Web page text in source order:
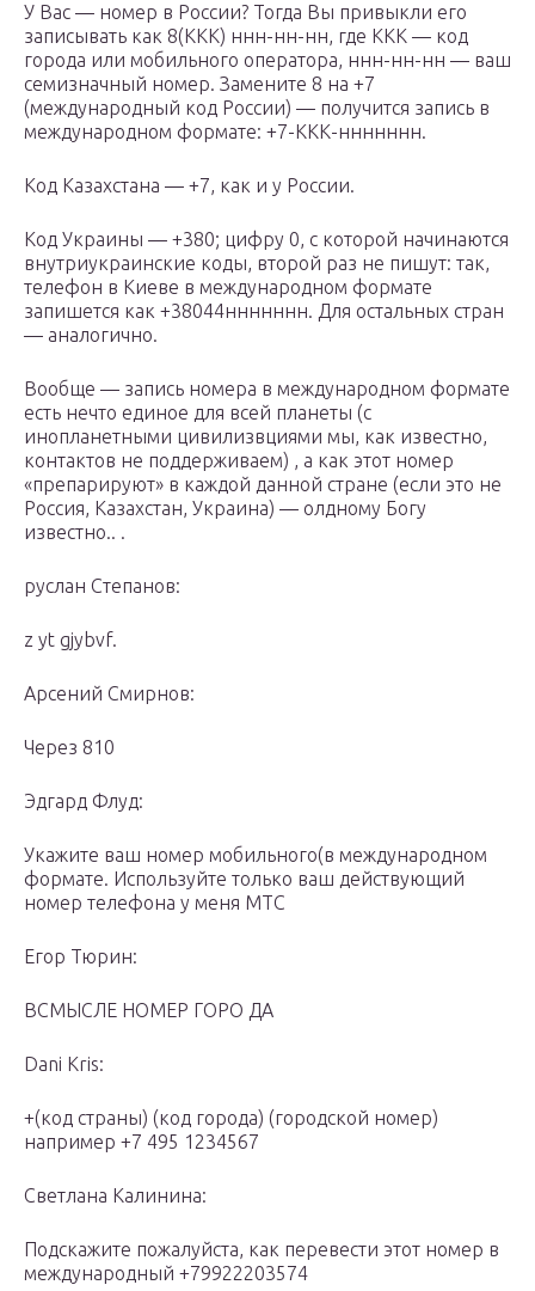
У Вас — номер в России? Тогда Вы привыкли его
записывать как 8(ККК) ннн-нн-нн, где ККК — код
города или мобильного оператора, ннн-нн-нн — ваш
семизначный номер. Замените 8 на +7
(международный код России) — получится запись в
международном формате: +7-ККК-ннннннн.
Код Казахстана — +7, как и у России.
Код Украины — +380; цифру 0, с которой начинаются
внутриукраинские коды, второй раз не пишут: так,
телефон в Киеве в международном формате
запишется как +38044ннннннн. Для остальных стран
— аналогично.
Вообще — запись номера в международном формате
есть нечто единое для всей планеты (с
инопланетными цивилизвциями мы, как известно,
контактов не поддерживаем) , а как этот номер
«препарируют» в каждой данной стране (если это не
Россия, Казахстан, Украина) — олдному Богу
известно.. .
руслан Степанов:
z yt gjybvf.
Арсений Смирнов:
Через 810
Эдгард Флуд:
Укажите ваш номер мобильного(в международном
формате. Используйте только ваш действующий
номер телефона у меня МТС
Егор Тюрин:
ВСМЫСЛЕ НОМЕР ГОРО ДА
Dani Kris:
+(код страны) (код города) (городской номер)
например +7 495 1234567
Светлана Калинина:
Подскажите пожалуйста, как перевести этот номер в
международный +79922203574